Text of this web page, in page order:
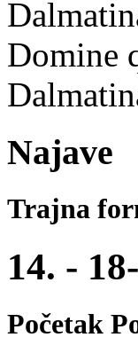
Domine
Najave
Trajna
14. -
Početak